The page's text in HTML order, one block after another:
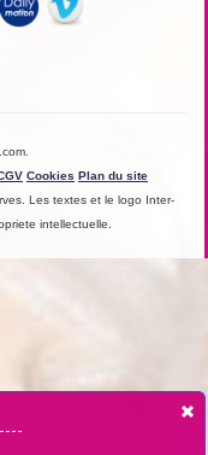
Cookies Plan du site
Les textes et le logo Inter-
intellectuelle.